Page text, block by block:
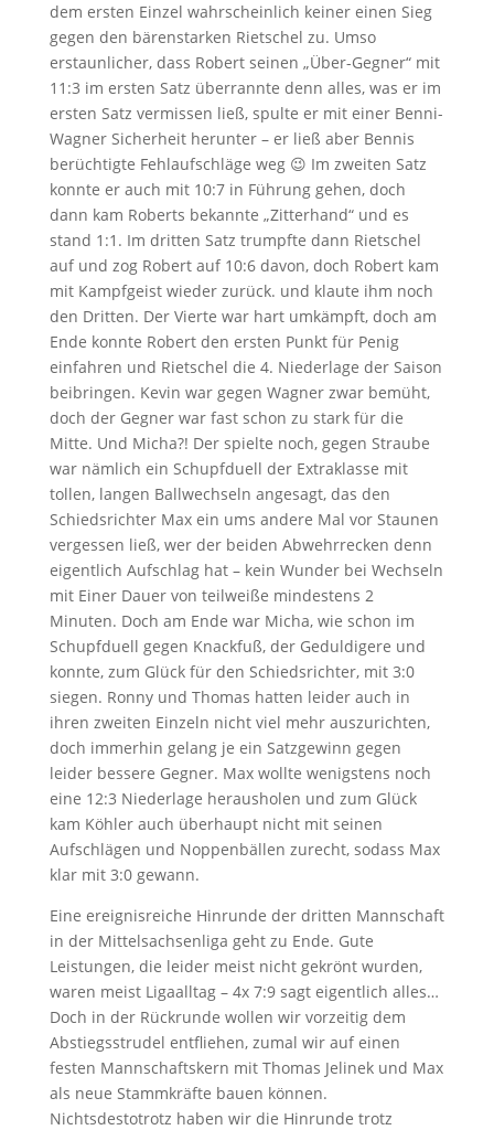
dem ersten Einzel wahrscheinlich keiner einen Sieg
gegen den bärenstarken Rietschel zu. Umso
erstaunlicher, dass Robert seinen „Über-Gegner“ mit
11:3 im ersten Satz überrannte denn alles, was er im
ersten Satz vermissen ließ, spulte er mit einer Benni-
Wagner Sicherheit herunter – er ließ aber Bennis
berüchtigte Fehlaufschläge weg 😉 Im zweiten Satz
konnte er auch mit 10:7 in Führung gehen, doch
dann kam Roberts bekannte „Zitterhand“ und es
stand 1:1. Im dritten Satz trumpfte dann Rietschel
auf und zog Robert auf 10:6 davon, doch Robert kam
mit Kampfgeist wieder zurück. und klaute ihm noch
den Dritten. Der Vierte war hart umkämpft, doch am
Ende konnte Robert den ersten Punkt für Penig
einfahren und Rietschel die 4. Niederlage der Saison
beibringen. Kevin war gegen Wagner zwar bemüht,
doch der Gegner war fast schon zu stark für die
Mitte. Und Micha?! Der spielte noch, gegen Straube
war nämlich ein Schupfduell der Extraklasse mit
tollen, langen Ballwechseln angesagt, das den
Schiedsrichter Max ein ums andere Mal vor Staunen
vergessen ließ, wer der beiden Abwehrrecken denn
eigentlich Aufschlag hat – kein Wunder bei Wechseln
mit Einer Dauer von teilweiße mindestens 2
Minuten. Doch am Ende war Micha, wie schon im
Schupfduell gegen Knackfuß, der Geduldigere und
konnte, zum Glück für den Schiedsrichter, mit 3:0
siegen. Ronny und Thomas hatten leider auch in
ihren zweiten Einzeln nicht viel mehr auszurichten,
doch immerhin gelang je ein Satzgewinn gegen
leider bessere Gegner. Max wollte wenigstens noch
eine 12:3 Niederlage herausholen und zum Glück
kam Köhler auch überhaupt nicht mit seinen
Aufschlägen und Noppenbällen zurecht, sodass Max
klar mit 3:0 gewann.
Eine ereignisreiche Hinrunde der dritten Mannschaft
in der Mittelsachsenliga geht zu Ende. Gute
Leistungen, die leider meist nicht gekrönt wurden,
waren meist Ligaalltag – 4x 7:9 sagt eigentlich alles…
Doch in der Rückrunde wollen wir vorzeitig dem
Abstiegsstrudel entfliehen, zumal wir auf einen
festen Mannschaftskern mit Thomas Jelinek und Max
als neue Stammkräfte bauen können.
Nichtsdestotrotz haben wir die Hinrunde trotz